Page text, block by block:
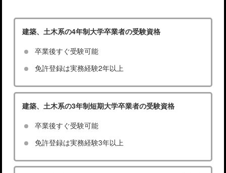
建築、土木系の4年制大学卒業者の受験資格
卒業後すぐ受験可能
免許登録は実務経験2年以上
建築、土木系の3年制短期大学卒業者の受験資格
卒業後すぐ受験可能
免許登録は実務経験3年以上